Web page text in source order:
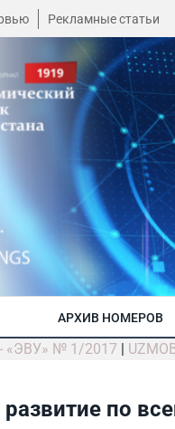
Рекламные статьи
АРХИВ НОМЕРОВ
- «ЭВУ» № 1/2017 |
по